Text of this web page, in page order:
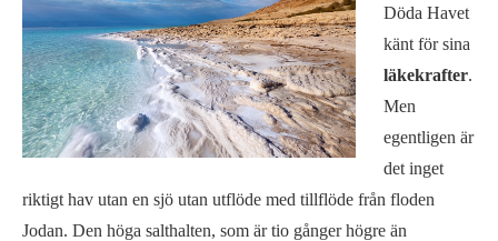
Döda Havet
känt för sina
läkekrafter.
Men
egentligen är
det inget
riktigt hav utan en sjö utan utflöde med tillflöde från floden
Jodan. Den höga salthalten, som är tio gånger högre än